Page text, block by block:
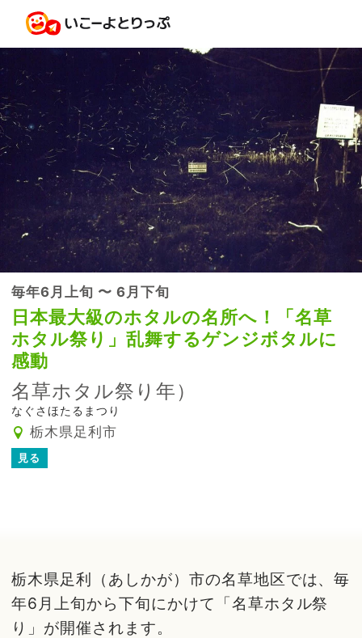
毎年6月上旬 〜 6月下旬
日本最大級のホタルの名所へ！「名草
ホタル祭り」乱舞するゲンジボタルに
感動
名草ホタル祭り年）
なぐさほたるまつり
栃木県足利市
見る
栃木県足利（あしかが）市の名草地区では、毎
年6月上旬から下旬にかけて「名草ホタル祭
り」が開催されます。